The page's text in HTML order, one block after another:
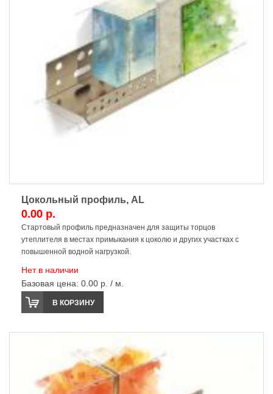
Цокольный профиль, AL
0.00 р.
Стартовый профиль предназначен для защиты торцов
утеплителя в местах примыкания к цоколю и других участках с
повышенной водной нагрузкой.
Нет в наличии
Базовая цена: 0.00 р. / м.
В КОРЗИНУ